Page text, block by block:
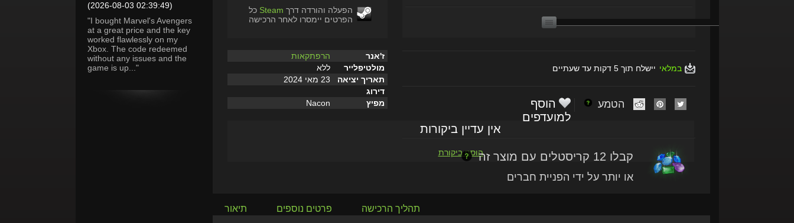
(2026-08-03 02:39:49)
"I bought Marvel's Avengers
at a great price and the key
worked flawlessly on my
Xbox. The code redeemed
without any issues and the
game is up..."
הפעלה והורדה דרך Steam כל
הפרטים יימסרו לאחר הרכישה
ז'אנר
הרפתקאות
מולטיפלייר
ללא
תאריך יציאה
23 מאי 2024
דירוג
מפיץ
Nacon
אין עדיין ביקורות
הוסף ביקורת
במלאי יישלח תוך 5 דקות עד שעתיים
הטמע
הוסף
למועדפים
קבלו 12 קריסטלים עם מוצר זה
או יותר על ידי הפניית חברים
תיאור פרטים נוספים תהליך הרכישה